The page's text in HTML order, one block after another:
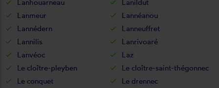
Lanhouarneau
Lanildut
Lanmeur
Lannéanou
Lannédern
Lanneuffret
Lannilis
Lanrivoaré
Lanvéoc
Laz
Le cloître-pleyben
Le cloître-saint-thégonnec
Le conquet
Le drennec